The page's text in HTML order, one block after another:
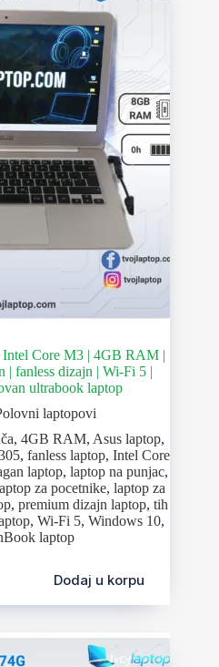
Core M3 | 4GB RAM |
| fanless dizajn | Wi-Fi 5 |
ultrabook laptop
laptopovi
, 4GB RAM, Asus laptop,
, fanless laptop, Intel Core
laptop,laptop na punjac,
za pocetnike, laptop za
,premium dizajn laptop,tih
,Wi-Fi 5,Windows 10,
laptop
Dodaj u korpu